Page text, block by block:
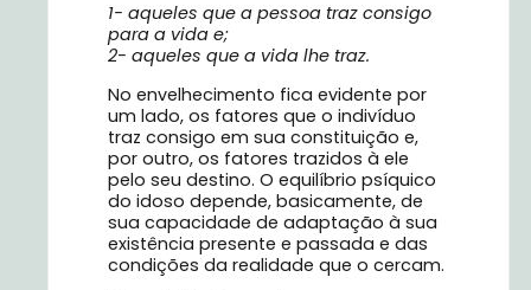
1- aqueles que a pessoa traz consigo
para a vida e;
2- aqueles que a vida lhe traz.
No envelhecimento fica evidente por
um lado, os fatores que o indivíduo
traz consigo em sua constituição e,
por outro, os fatores trazidos à ele
pelo seu destino. O equilíbrio psíquico
do idoso depende, basicamente, de
sua capacidade de adaptação à sua
existência presente e passada e das
condições da realidade que o cercam.